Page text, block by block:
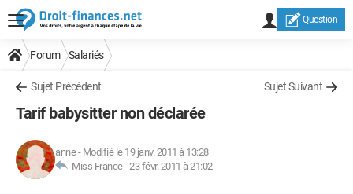
Question
Forum Salariés
Sujet Précédent Sujet Suivant
Tarif babysitter non déclarée
anne- Modifié le 19 janv. 2011 à 13:28
Miss France -23 févr. 2011 à 21:02